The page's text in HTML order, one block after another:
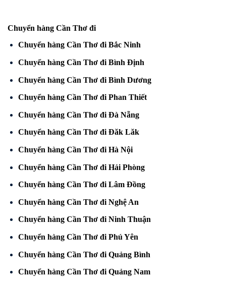
Chuyển hàng Cần Thơ đi
Chuyển hàng Cần Thơ đi Bắc Ninh
Chuyển hàng Cần Thơ đi Bình Định
Chuyển hàng Cần Thơ đi Bình Dương
Chuyển hàng Cần Thơ đi Phan Thiết
Chuyển hàng Cần Thơ đi Đà Nẵng
Chuyển hàng Cần Thơ đi Đăk Lăk
Chuyển hàng Cần Thơ đi Hà Nội
Chuyển hàng Cần Thơ đi Hải Phòng
Chuyển hàng Cần Thơ đi Lâm Đồng
Chuyển hàng Cần Thơ đi Nghệ An
Chuyển hàng Cần Thơ đi Ninh Thuận
Chuyển hàng Cần Thơ đi Phú Yên
Chuyển hàng Cần Thơ đi Quảng Bình
Chuyển hàng Cần Thơ đi Quảng Nam